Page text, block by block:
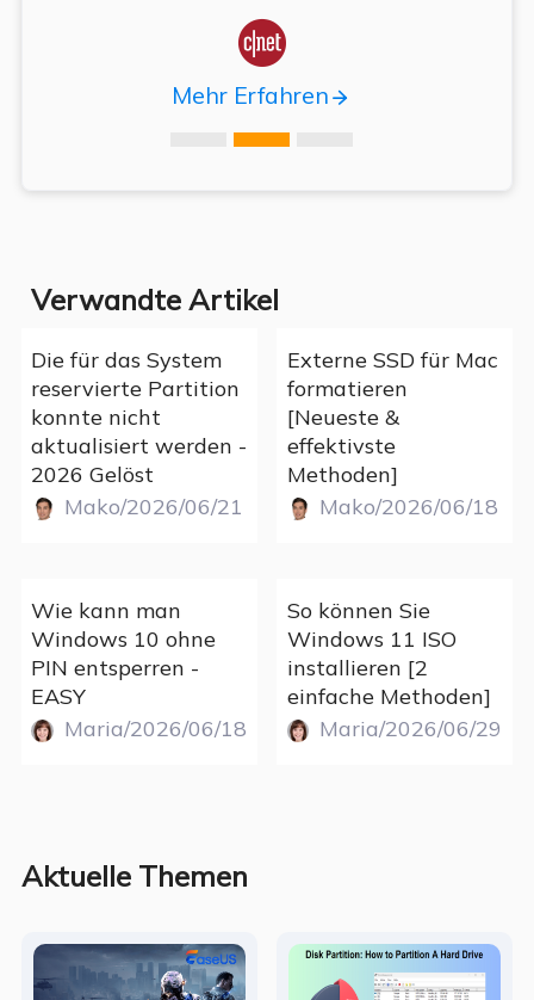

Mehr Erfahren
Verwandte Artikel
Die für das System
reservierte Partition
konnte nicht
aktualisiert werden -
2026 Gelöst
Mako/2026/06/21
Externe SSD für Mac
formatieren
[Neueste &
effektivste
Methoden]
Mako/2026/06/18
Wie kann man
Windows 10 ohne
PIN entsperren -
EASY
Maria/2026/06/18
So können Sie
Windows 11 ISO
installieren [2
einfache Methoden]
Maria/2026/06/29
Aktuelle Themen